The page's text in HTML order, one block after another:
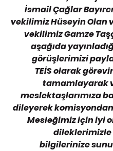
İsmail Çağlar
vekilimiz Hüseyin Olan
vekilimiz Gamze
aşağıda
görüşlerimizi
TEİS olarak
tamamlayarak
meslektaşlarımıza
dileyerek komisyondan
Mesleğimiz için iyi
dileklerimizle
bilgilerinize